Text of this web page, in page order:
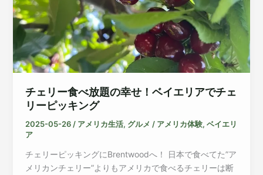
チェリー食べ放題の幸せ！ベイエリアでチェ
リーピッキング
2025-05-26 / アメリカ生活, グルメ / アメリカ体験, ベイエリ
ア
チェリーピッキングにBrentwoodへ！ 日本で食べてた”ア
メリカンチェリー”よりもアメリカで食べるチェリーは断